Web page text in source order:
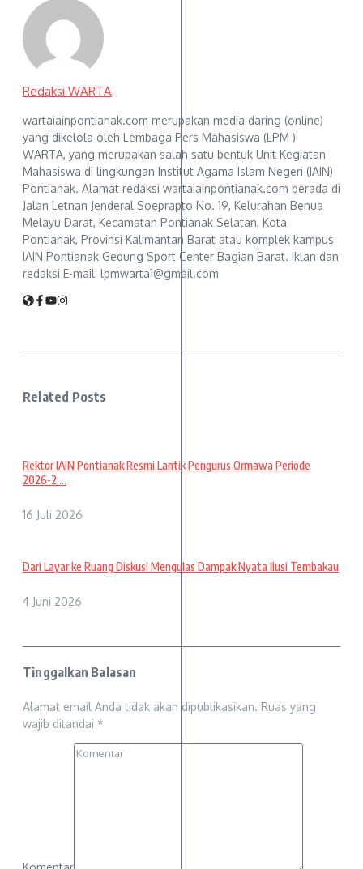
Redaksi WARTA
wartaiainpontianak.com merupakan media daring (online)
yang dikelola oleh Lembaga Pers Mahasiswa (LPM )
WARTA, yang merupakan salah satu bentuk Unit Kegiatan
Mahasiswa di lingkungan Institut Agama Islam Negeri (IAIN)
Pontianak. Alamat redaksi wartaiainpontianak.com berada di
Jalan Letnan Jenderal Soeprapto No. 19, Kelurahan Benua
Melayu Darat, Kecamatan Pontianak Selatan, Kota
Pontianak, Provinsi Kalimantan Barat atau komplek kampus
IAIN Pontianak Gedung Sport Center Bagian Barat. Iklan dan
redaksi E-mail: lpmwarta1@gmail.com
Related Posts
Rektor IAIN Pontianak Resmi Lantik Pengurus Ormawa Periode
2026-2 ...
16 Juli 2026
Dari Layar ke Ruang Diskusi Mengulas Dampak Nyata Ilusi Tembakau
4 Juni 2026
Tinggalkan Balasan
Alamat email Anda tidak akan dipublikasikan. Ruas yang
wajib ditandai *